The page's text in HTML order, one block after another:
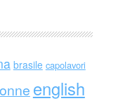
brasile capolavori
english